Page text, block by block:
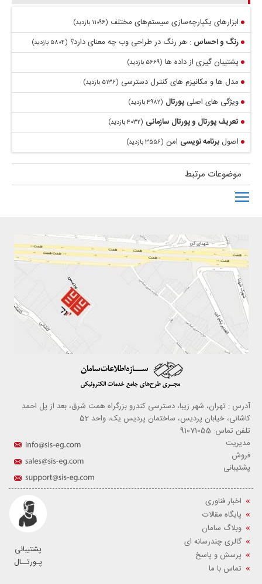
ابزارهای یکپارچه‌سازی سیستم‌های مختلف (۱۱۰۹۶ بازدید)
رنگ و احساس : هر رنگ در طراحی وب چه معنای دارد؟ (۵۸۰۴ بازدید)
پشتیبان گیری از داده ها (۵۶۶۹ بازدید)
مدل ها و مکانیزم های کنترل دسترسی (۵۱۳۶ بازدید)
ویژگی های اصلی پورتال (۴۹۸۲ بازدید)
تعریفپورتال وپورتال سازمانی (۴۰۳۲ بازدید)
اصول برنامه نویسی امن (۳۵۵۶ بازدید)
موضوعات مرتبط
آدرس : تهران، شهر زیبا، دسترسی کندرو بزرگراه همت شرق، بعد از پل احمد
کاشانی، خیابان پردیس، ساختمان پردیس یک، واحد 52
تلفن تماس: 91071055
مدیریت
فروش
پشتیبانی
پشتیبانی
پـورتــال
اخبار فناوری
پایگاه مقالات
وبلاگ سامان
گالری چندرسانه ای
پرسش و پاسخ
تماس با ما